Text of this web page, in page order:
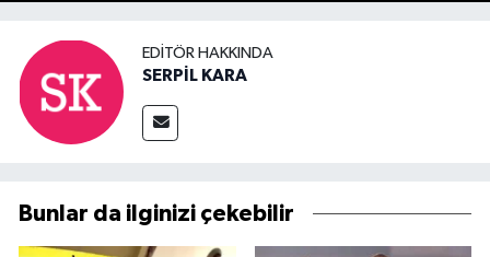
EDITÖR HAKKINDA
SERPİL KARA
Bunlar da ilginizi çekebilir